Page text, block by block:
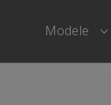
Modele